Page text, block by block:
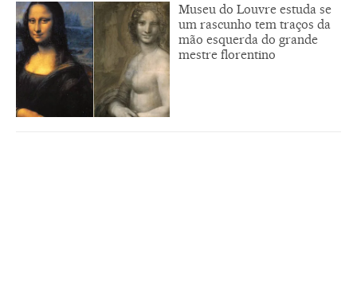
Museu do Louvre estuda se
um rascunho tem traços da
mão esquerda do grande
mestre florentino